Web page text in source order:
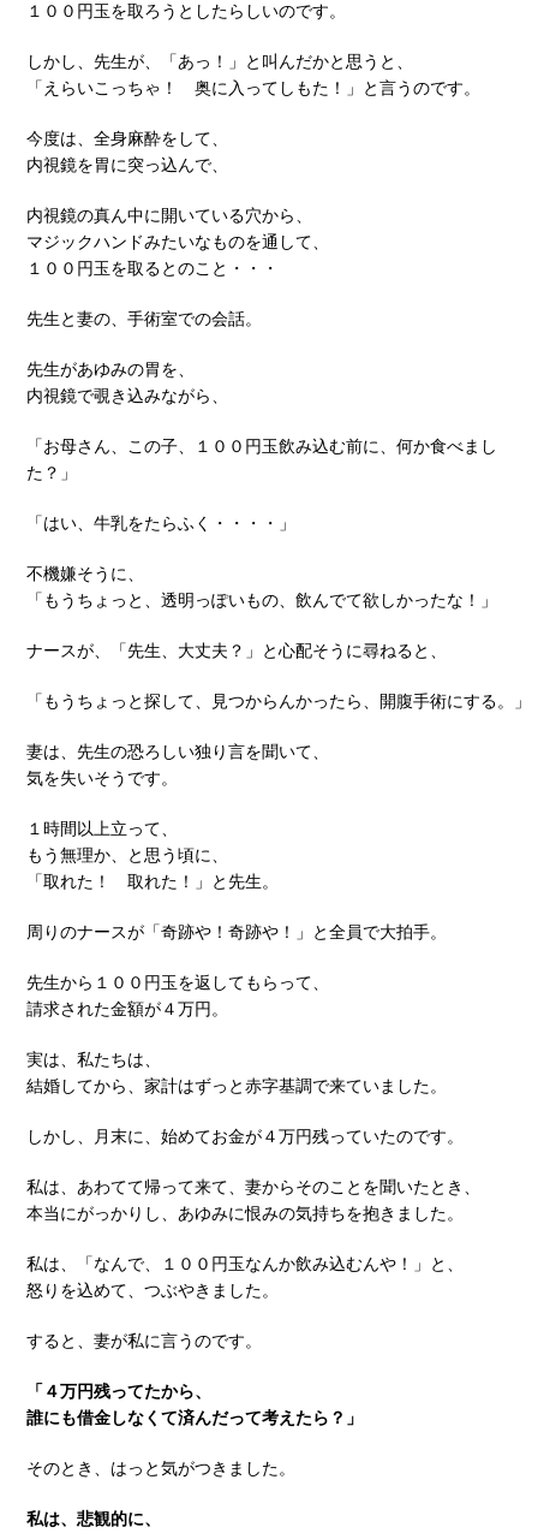
１００円玉を取ろうとしたらしいのです。
しかし、先生が、「あっ！」と叫んだかと思うと、
「えらいこっちゃ！ 奥に入ってしもた！」と言うのです。
今度は、全身麻酔をして、
内視鏡を胃に突っ込んで、
内視鏡の真ん中に開いている穴から、
マジックハンドみたいなものを通して、
１００円玉を取るとのこと・・・
先生と妻の、手術室での会話。
先生があゆみの胃を、
内視鏡で覗き込みながら、
「お母さん、この子、１００円玉飲み込む前に、何か食べまし
た？」
「はい、牛乳をたらふく・・・・」
不機嫌そうに、
「もうちょっと、透明っぽいもの、飲んでて欲しかったな！」
ナースが、「先生、大丈夫？」と心配そうに尋ねると、
「もうちょっと探して、見つからんかったら、開腹手術にする。」
妻は、先生の恐ろしい独り言を聞いて、
気を失いそうです。
１時間以上立って、
もう無理か、と思う頃に、
「取れた！ 取れた！」と先生。
周りのナースが「奇跡や！奇跡や！」と全員で大拍手。
先生から１００円玉を返してもらって、
請求された金額が４万円。
実は、私たちは、
結婚してから、家計はずっと赤字基調で来ていました。
しかし、月末に、始めてお金が４万円残っていたのです。
私は、あわてて帰って来て、妻からそのことを聞いたとき、
本当にがっかりし、あゆみに恨みの気持ちを抱きました。
私は、「なんで、１００円玉なんか飲み込むんや！」と、
怒りを込めて、つぶやきました。
すると、妻が私に言うのです。
「４万円残ってたから、
誰にも借金しなくて済んだって考えたら？」
そのとき、はっと気がつきました。
私は、悲観的に、